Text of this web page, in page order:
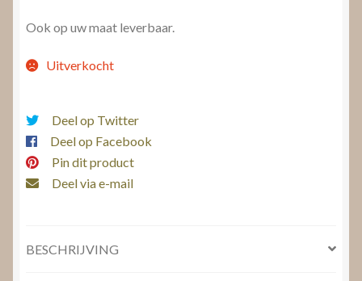
Ook op uw maat leverbaar.
Uitverkocht
Deel op Twitter
Deel op Facebook
Pin dit product
Deel via e-mail
BESCHRIJVING